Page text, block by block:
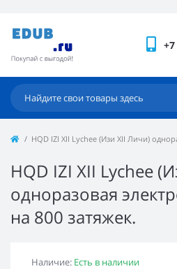
HQD IZI XII Lychee (Изи XII Личи)
HQD IZI XII Lychee
одноразовая
на 800 затяжек.
Наличие: Есть в наличии